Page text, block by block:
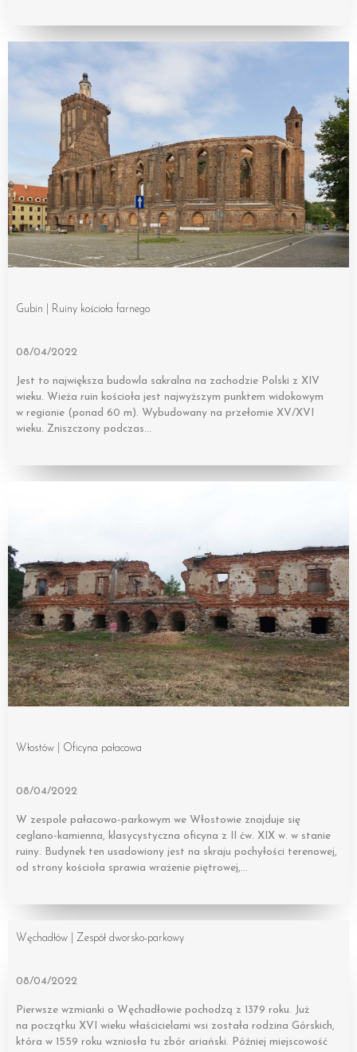
Gubin | Ruiny kościoła farnego
08/04/2022
Jest to największa budowla sakralna na zachodzie Polski z XIV
wieku. Wieża ruin kościoła jest najwyższym punktem widokowym
w regionie (ponad 60 m). Wybudowany na przełomie XV/XVI
wieku. Zniszczony podczas…
Włostów | Oficyna pałacowa
08/04/2022
W zespole pałacowo-parkowym we Włostowie znajduje się
ceglano-kamienna, klasycystyczna oficyna z II ćw. XIX w. w stanie
ruiny. Budynek ten usadowiony jest na skraju pochyłości terenowej,
od strony kościoła sprawia wrażenie piętrowej,…
Węchadłów | Zespół dworsko-parkowy
08/04/2022
Pierwsze wzmianki o Węchadłowie pochodzą z 1379 roku. Już
na początku XVI wieku właścicielami wsi została rodzina Górskich,
która w 1559 roku wzniosła tu zbór ariański. Później miejscowość